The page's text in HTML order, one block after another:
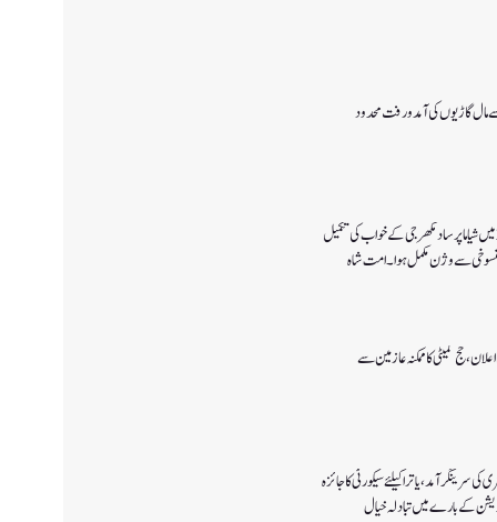
مال گاڑیوں کی آمدورفت محدود
پانچ اگست 2019میں شیاما پر ساد مکھرجی کے خواب کی تکمیل
2027کا اعلان ،حج کمیٹی کا ممکنہ عازمین سے
سرینگر آمد ،یاترا کیلئے سیکورٹی کا جائزہ
کے بارے میں تبادلہ خیال